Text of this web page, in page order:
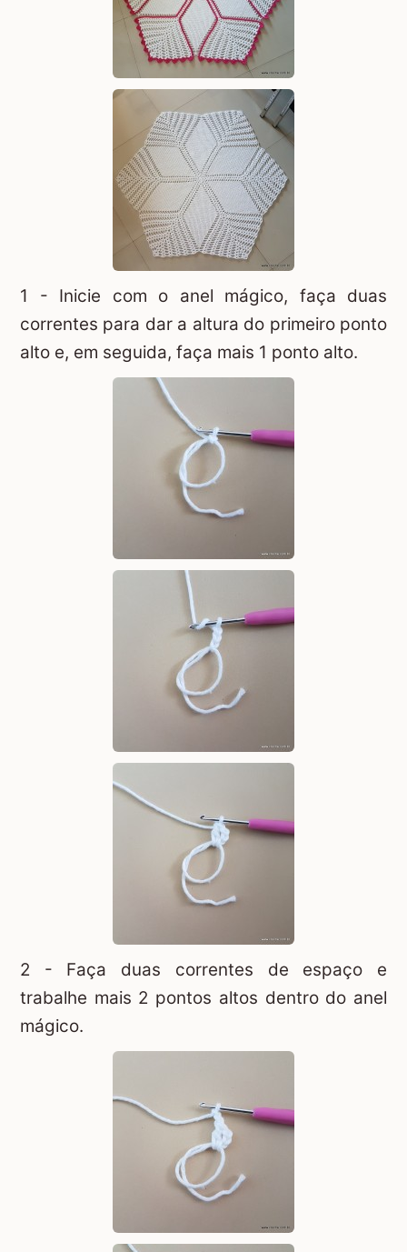
1 - Inicie com o anel mágico, faça duas
correntes para dar a altura do primeiro ponto
alto e, em seguida, faça mais 1 ponto alto.
2 - Faça duas correntes de espaço e
trabalhe mais 2 pontos altos dentro do anel
mágico.